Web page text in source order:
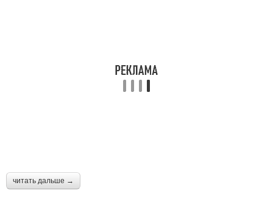
читать дальше →